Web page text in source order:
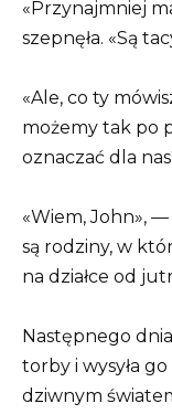
«Przynajmniej
szepnęła. «Są
«Ale, co ty
możemy tak po
oznaczać dla
«Wiem, John», —
są rodziny, w
na działce od
Następnego
torby i wysyła
dziwnym